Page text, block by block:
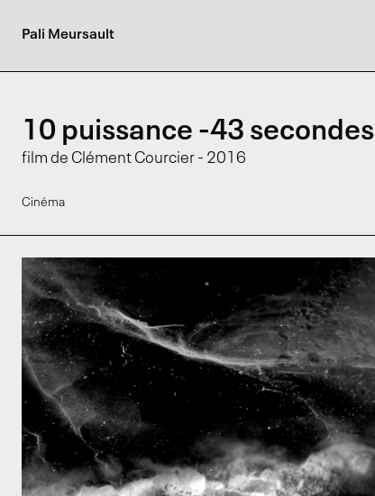
Pali Meursault
10 puissance -43 secondes
film de Clément Courcier - 2016
Cinéma